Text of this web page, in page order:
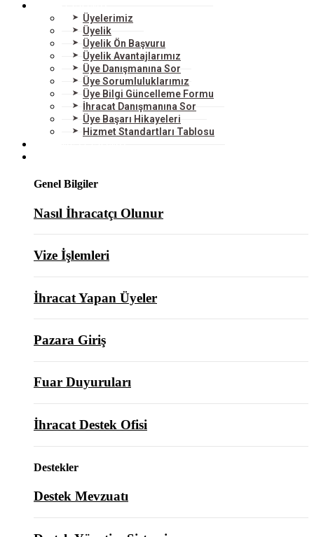
Üyelerimiz
Üyelik
Üyelik Ön Başvuru
Üyelik Avantajlarımız
Üye Danışmanına Sor
Üye Sorumluluklarımız
Üye Bilgi Güncelleme Formu
İhracat Danışmanına Sor
Üye Başarı Hikayeleri
Hizmet Standartları Tablosu
Genel Bilgiler
Nasıl İhracatçı Olunur
Vize İşlemleri
İhracat Yapan Üyeler
Pazara Giriş
Fuar Duyuruları
İhracat Destek Ofisi
Destekler
Destek Mevzuatı